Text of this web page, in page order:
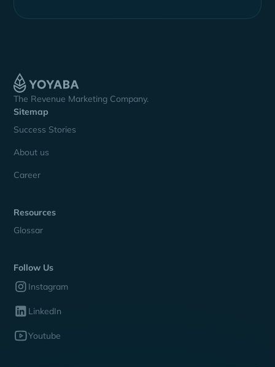
The Revenue Marketing Company.
Sitemap
Success Stories
About us
Career
Resources
Glossar
Follow Us
Instagram
LinkedIn
Youtube